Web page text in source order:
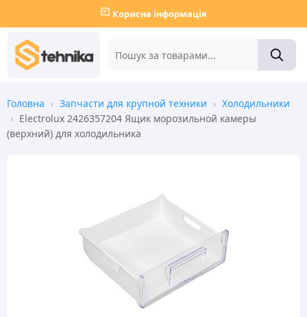
Корисна інформація
Головна › Запчасти для крупной техники › Холодильники
› Electrolux 2426357204 Ящик морозильной камеры
(верхний) для холодильника